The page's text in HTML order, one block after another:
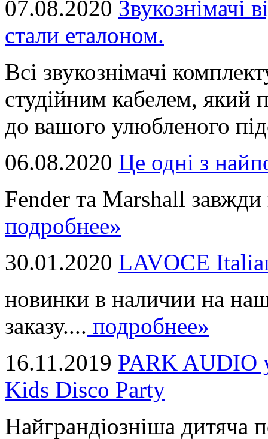
07.08.2020 Звукознімачі
стали еталоном.
Всі звукознімачі
студійним кабелем, який
до вашого улюбленого
06.08.2020 Це однi з
Fender та Marshall завжди
подробнее»
30.01.2020 LAVOCE
новинки в наличии на
заказу.... подробнее»
16.11.2019 PARK AUDIO
Kids Disco Party
Найграндіозніша дитяча